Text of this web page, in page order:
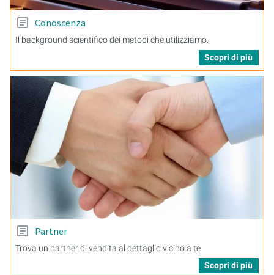
Conoscenza
Il background scientifico dei metodi che utilizziamo.
Scopri di più
Partner
Trova un partner di vendita al dettaglio vicino a te
Scopri di più